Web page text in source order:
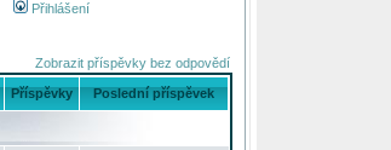
Přihlášení
Zobrazit příspěvky bez odpovědí
Příspěvky Poslední příspěvek